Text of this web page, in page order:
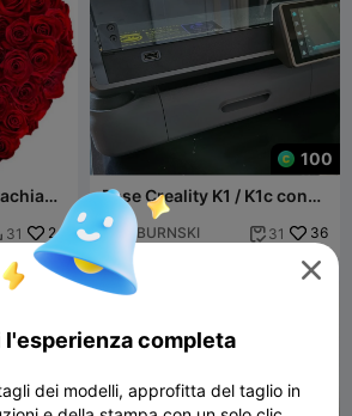
31 24
100
Base Creality K1 / K1c con
cassetto e scomparto
portautensili!
BURNSKI  31 36

l'esperienza completa
dei modelli, approfitta del taglio in